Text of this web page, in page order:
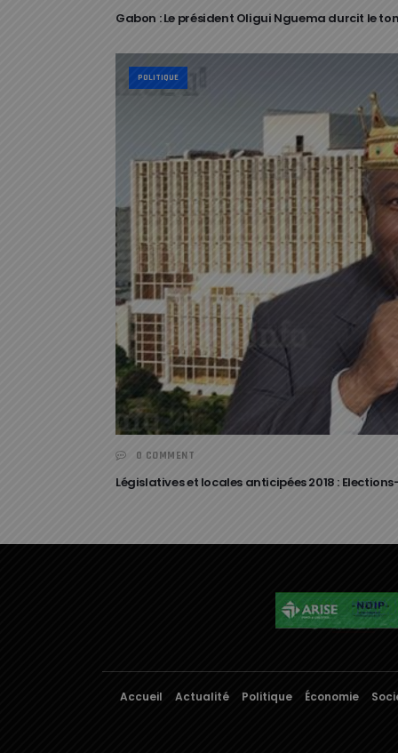
Gabon : Le président Oligui Nguema durcit le
POLITIQUE
0 COMMENT
Législatives et locales anticipées 2018 :
Accueil Actualité Politique Économie